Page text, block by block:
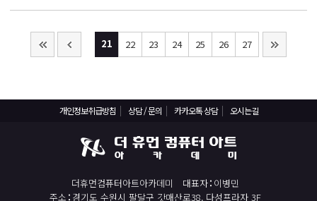
21 22 23 24 25 26 27
개인정보취급방침 상담 / 문의 카카오톡 상담 오시는길
더휴먼컴퓨터아트아카데미 대표자 이병민
주소 경기도 수원시 팔달구 갓매산로38, 다성프라자 3F